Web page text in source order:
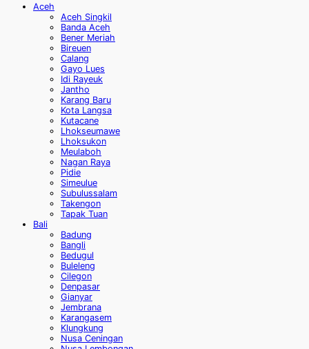
Aceh
Aceh Singkil
Banda Aceh
Bener Meriah
Bireuen
Calang
Gayo Lues
Idi Rayeuk
Jantho
Karang Baru
Kota Langsa
Kutacane
Lhokseumawe
Lhoksukon
Meulaboh
Nagan Raya
Pidie
Simeulue
Subulussalam
Takengon
Tapak Tuan
Bali
Badung
Bangli
Bedugul
Buleleng
Cilegon
Denpasar
Gianyar
Jembrana
Karangasem
Klungkung
Nusa Ceningan